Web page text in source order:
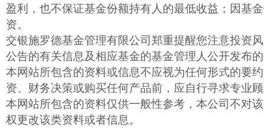
盈利，也不保证基金份额持有人的最低收益；因基
资。
交银施罗德基金管理有限公司郑重提醒您注意投资
公告的有关信息及相应基金的基金管理人公开发布
本网站所包含的资料或信息不应视为任何形式的要
资、财务决策或购买任何产品前，应自行寻求专业
本网站所包含的资料仅供一般性参考，本公司不对
权更改该类资料或者信息。